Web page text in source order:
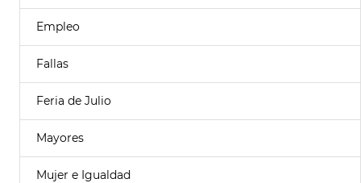
Empleo
Fallas
Feria de Julio
Mayores
Mujer e Igualdad